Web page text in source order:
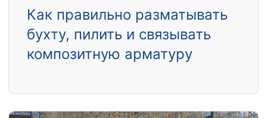
Как правильно разматывать
бухту, пилить и связывать
композитную арматуру